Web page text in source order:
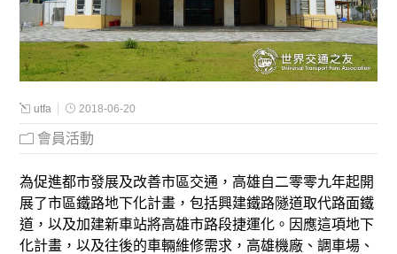
utfa 2018-06-20
會員活動
為促進都市發展及改善市區交通，高雄自二零零九年起開
展了市區鐵路地下化計畫，包括興建鐵路隧道取代路面鐵
道，以及加建新車站將高雄市路段捷運化。因應這項地下
化計畫，以及往後的車輛維修需求，高雄機廠、調車場、